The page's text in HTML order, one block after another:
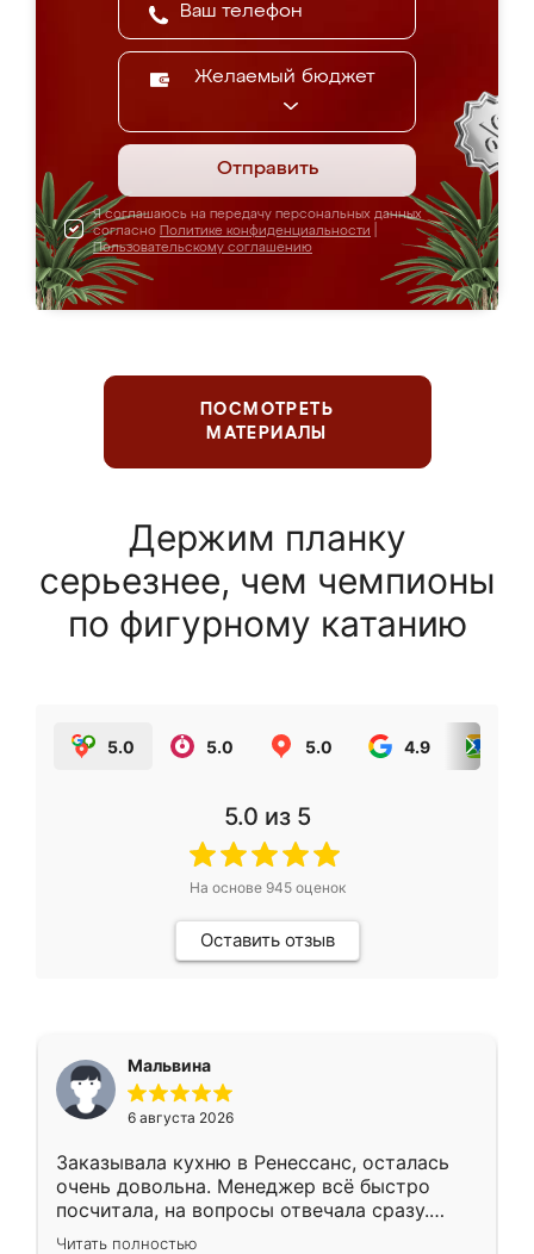
Желаемый бюджет
Отправить
Я соглашаюсь на передачу персональных данных
согласно Политике конфиденциальности
Пользовательскому соглашению
ПОСМОТРЕТЬ
МАТЕРИАЛЫ
Держим планку
серьезнее, чем чемпионы
по фигурному катанию
5.0 5.0 5.0 4.9
5.0 из 5
На основе 945оценок
Оставить отзыв
Мальвина
6 августа 2026
Заказывала кухню в Ренессанс, осталась
очень довольна. Менеджер всё быстро
посчитала, на вопросы отвечала сразу.
Замерщик приехал в субботу, подошёл к
Читать полностью